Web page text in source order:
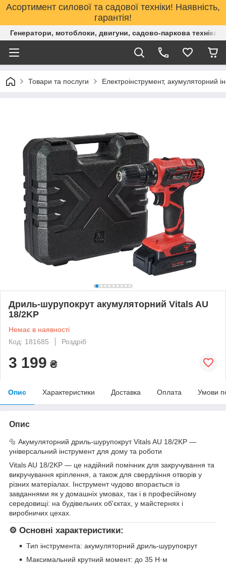
Асортимент силової та садової техніки! Наявність,
гарантія!
Генератори, мотоблоки, двигуни, садово-паркова техніка.
Товари та послуги Електроінструмент, акумуляторний
Дриль-шурупокрут акумуляторний Vitals AU
18/2KP
Немає в наявності
Код: 181685
Роздріб
3 199 ₴
Опис Характеристики Доставка Оплата Умови
Опис
🔩 Акумуляторний дриль-шурупокрут Vitals AU 18/2KP —
універсальний інструмент для дому та роботи
Vitals AU 18/2KP — це надійний помічник для закручування та
викручування кріплення, а також для свердління отворів у
різних матеріалах. Інструмент чудово впорається із
завданнями як у домашніх умовах, так і в професійному
середовищі: на будівельних об'єктах, у майстернях і
виробничих цехах.
⚙️ Основні характеристики:
Тип інструмента: акумуляторний дриль-шурупокрут
Максимальний крутний момент: до 35 Н·м